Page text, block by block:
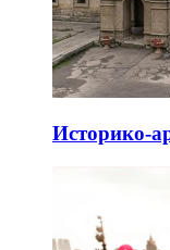
Историко-